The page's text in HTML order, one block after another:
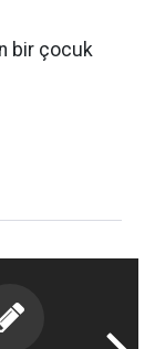
bir çocuk